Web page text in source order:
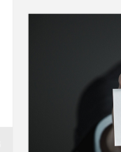
alla
come
(Tempo
è